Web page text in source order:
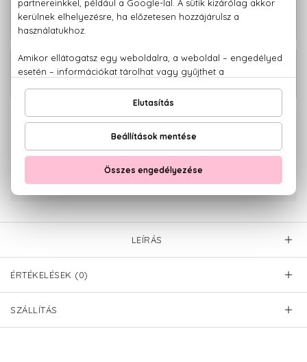
Maqui 3 Gyengéd hidratáló sampon
385 ml
Maqui 3 Gyengéd hidratáló sampon
975 ml
100% eredeti termékek,14 napos visszaküldési garanciával
Kérdésed van, elakadtál? Hívd ügyfélszolgálatunkat:
LEÍRÁS
ÉRTÉKELÉSEK (0)
SZÁLLÍTÁS